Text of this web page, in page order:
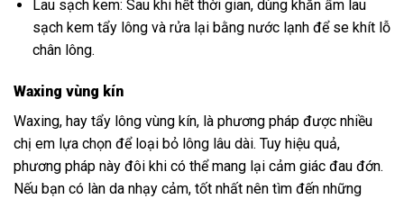
Lau sạch kem: Sau khi hết thời gian, dùng khăn ẩm lau
sạch kem tẩy lông và rửa lại bằng nước lạnh để se khít lỗ
chân lông.
Waxing vùng kín
Waxing, hay tẩy lông vùng kín, là phương pháp được nhiều
chị em lựa chọn để loại bỏ lông lâu dài. Tuy hiệu quả,
phương pháp này đôi khi có thể mang lại cảm giác đau đớn.
Nếu bạn có làn da nhạy cảm, tốt nhất nên tìm đến những